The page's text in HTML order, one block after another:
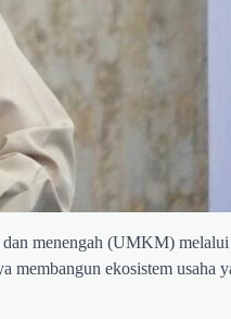
menengah (UMKM)
membangun ekosistem usaha